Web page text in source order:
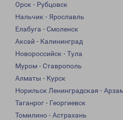
Орск - Рубцовск
Нальчик - Ярославль
Елабуга - Смоленск
Аксай - Калининград
Новороссийск - Тула
Муром - Ставрополь
Алматы - Курск
Норильск Ленинградская -
Таганрог - Георгиевск
Томилино - Астрахань